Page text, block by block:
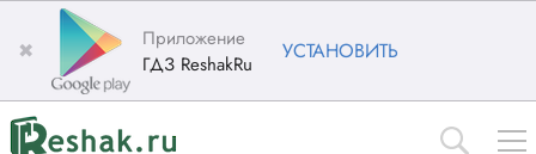
✖
Приложение
ГДЗ ReshakRu
УСТАНОВИТЬ